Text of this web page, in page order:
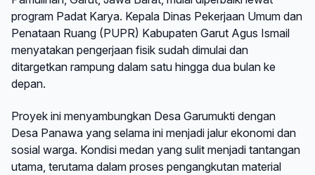
program Padat Karya. Kepala Dinas Pekerjaan Umum dan
Penataan Ruang (PUPR) Kabupaten Garut Agus Ismail
menyatakan pengerjaan fisik sudah dimulai dan
ditargetkan rampung dalam satu hingga dua bulan ke
depan.
Proyek ini menyambungkan Desa Garumukti dengan
Desa Panawa yang selama ini menjadi jalur ekonomi dan
sosial warga. Kondisi medan yang sulit menjadi tantangan
utama, terutama dalam proses pengangkutan material